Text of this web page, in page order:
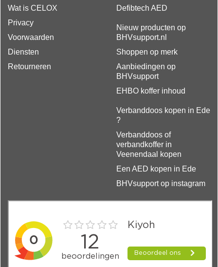
Wat is CELOX
Privacy
Voorwaarden
Diensten
Retourneren
Defibtech AED
Nieuw producten op
BHVsupport.nl
Shoppen op merk
Aanbiedingen op
BHVsupport
EHBO koffer inhoud
Verbanddoos kopen in Ede
?
Verbanddoos of
verbandkoffer in
Veenendaal kopen
Een AED kopen in Ede
BHVsupport op instagram